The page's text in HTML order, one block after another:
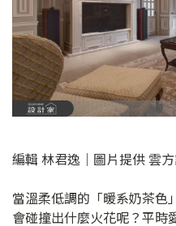
編輯 林君逸｜圖片提供 雲
當溫柔低調的「暖系奶茶色
會碰撞出什麼火花呢？平時